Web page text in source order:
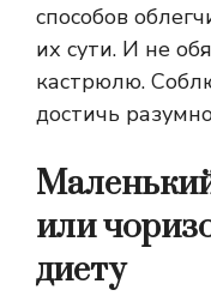
способов
их сути. И не
кастрюлю.
достичь
или
диету